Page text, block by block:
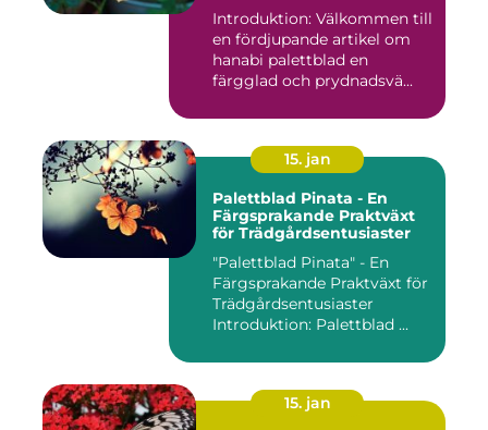
Introduktion: Välkommen till
en fördjupande artikel om
hanabi palettblad en
färgglad och prydnadsvä...
15. jan
Palettblad Pinata - En
Färgsprakande Praktväxt
för Trädgårdsentusiaster
"Palettblad Pinata" - En
Färgsprakande Praktväxt för
Trädgårdsentusiaster
Introduktion: Palettblad ...
15. jan